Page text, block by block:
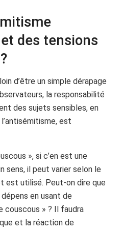
des tensions
d’être un simple dérapage
la responsabilité
des sujets sensibles, en
est
», si c’en est une
sens, il peut varier selon le
est utilisé. Peut-on dire que
dépens en usant de
couscous » ? Il faudra
et la réaction de